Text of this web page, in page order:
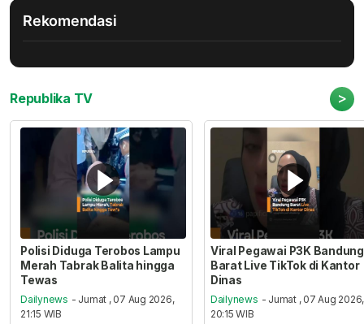
Rekomendasi
Republika TV >
Polisi Diduga Terobos Lampu
Merah Tabrak Balita hingga
Tewas
Dailynews - Jumat , 07 Aug 2026,
21:15 WIB
Viral Pegawai P3K Bandung
Barat Live TikTok di Kantor
Dinas
Dailynews - Jumat , 07 Aug 2026,
20:15 WIB